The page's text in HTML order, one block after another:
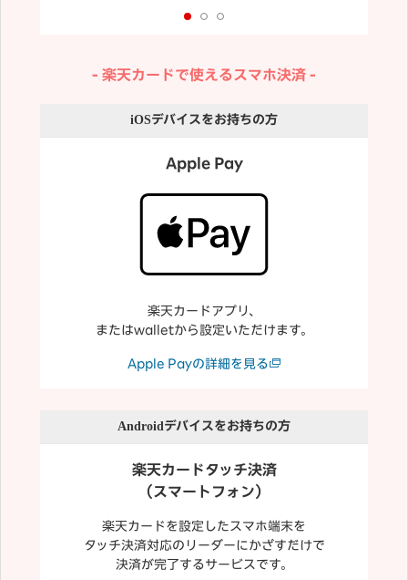
楽天カードで使えるスマホ決済
iOSデバイスをお持ちの方
Apple Pay
楽天カードアプリ、
またはwalletから設定いただけます。
Apple Payの詳細を見る
Androidデバイスをお持ちの方
楽天カードタッチ決済
（スマートフォン）
楽天カードを設定したスマホ端末を
タッチ決済対応のリーダーにかざすだけで
決済が完了するサービスです。